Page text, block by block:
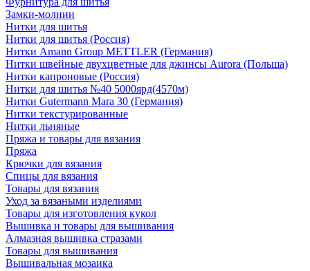
Замки-молнии
Нитки для шитья
Нитки для шитья (Россия)
Нитки Amann Group METTLER (Германия)
Нитки швейные двухцветные для джинсы Aurora (Польша)
Нитки капроновые (Россия)
Нитки для шитья №40 5000ярд(4570м)
Нитки Gutermann Mara 30 (Германия)
Нитки текстурированные
Нитки льняные
Пряжа и товары для вязания
Пряжа
Крючки для вязания
Спицы для вязания
Товары для вязания
Уход за вязаными изделиями
Товары для изготовления кукол
Вышивка и товары для вышивания
Алмазная вышивка стразами
Товары для вышивания
Вышивальная мозаика